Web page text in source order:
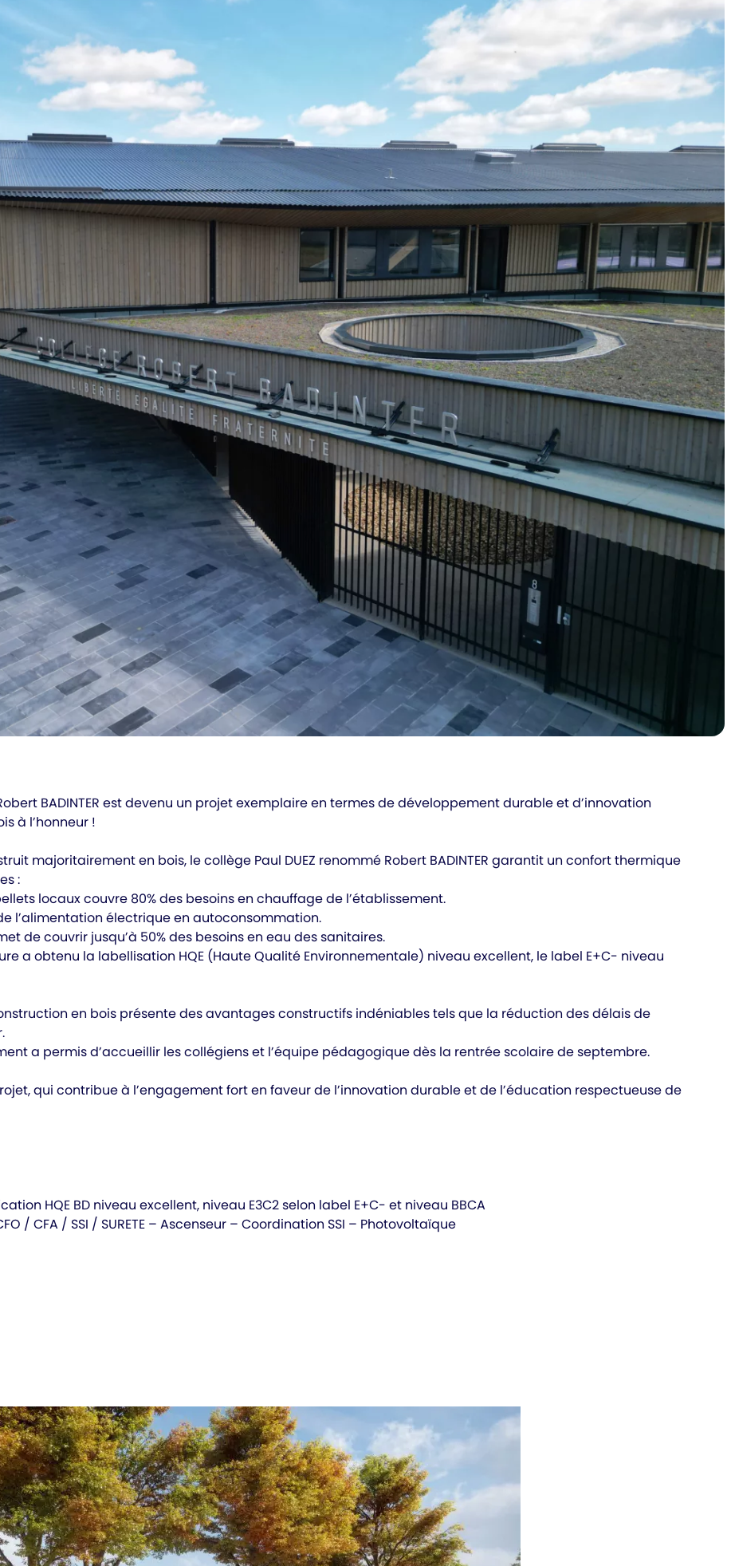
BADINTER est devenu un projet exemplaire en termes de développement durable et d’innovation
à l’honneur !
majoritairement en bois, le collège Paul DUEZ renommé Robert BADINTER garantit un confort thermique
:
locaux couvre 80% des besoins en chauffage de l’établissement.
l’alimentation électrique en autoconsommation.
de couvrir jusqu’à 50% des besoins en eau des sanitaires.
a obtenu la labellisation HQE (Haute Qualité Environnementale) niveau excellent, le label E+C- niveau
en bois présente des avantages constructifs indéniables tels que la réduction des délais de
a permis d’accueillir les collégiens et l’équipe pédagogique dès la rentrée scolaire de septembre.
qui contribue à l’engagement fort en faveur de l’innovation durable et de l’éducation respectueuse de
HQE BD niveau excellent, niveau E3C2 selon label E+C- et niveau BBCA
/ CFA / SSI / SURETE – Ascenseur – Coordination SSI – Photovoltaïque